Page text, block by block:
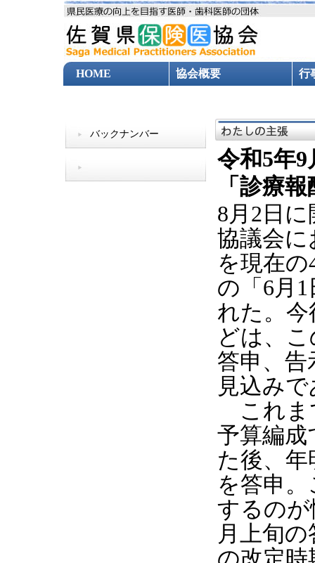
HOME 協会概要 行
バックナンバー
令和5年9
「診療
8月2日
協議会に
を現在
の「6月
れた。
どは、
答申、
見込み
これま
予算編成
た後、
を答申
するの
月上旬